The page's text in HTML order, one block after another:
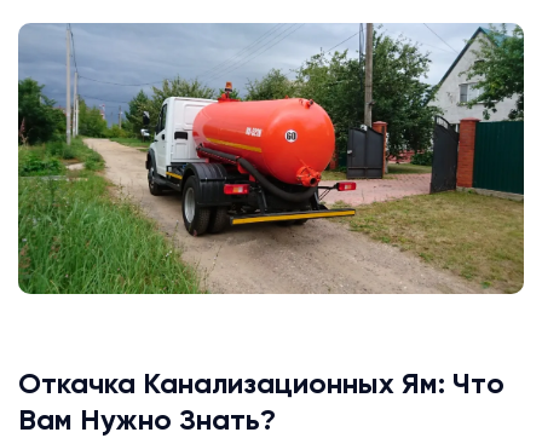
Откачка Канализационных Ям: Что
Вам Нужно Знать?